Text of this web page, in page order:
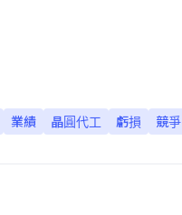
業績 晶圓代工 虧損 競爭